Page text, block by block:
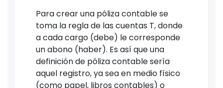
Para crear una póliza contable se
toma la regla de las cuentas T, donde
a cada cargo (debe) le corresponde
un abono (haber). Es así que una
definición de póliza contable sería
aquel registro, ya sea en medio físico
(como papel, libros contables) o